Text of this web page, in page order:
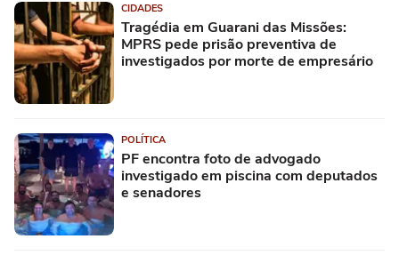
CIDADES
Tragédia em Guarani das Missões:
MPRS pede prisão preventiva de
investigados por morte de empresário
POLÍTICA
PF encontra foto de advogado
investigado em piscina com deputados
e senadores